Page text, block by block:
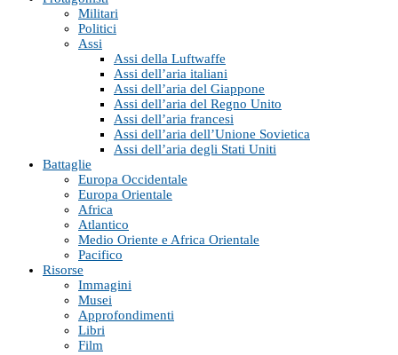
Militari
Politici
Assi
Assi della Luftwaffe
Assi dell’aria italiani
Assi dell’aria del Giappone
Assi dell’aria del Regno Unito
Assi dell’aria francesi
Assi dell’aria dell’Unione Sovietica
Assi dell’aria degli Stati Uniti
Battaglie
Europa Occidentale
Europa Orientale
Africa
Atlantico
Medio Oriente e Africa Orientale
Pacifico
Risorse
Immagini
Musei
Approfondimenti
Libri
Film